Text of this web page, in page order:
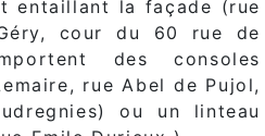
entaillant la façade (rue
cour du 60 rue de
des consoles
rue Abel de Pujol,
ou un linteau